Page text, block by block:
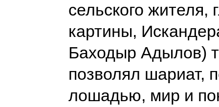
сельского жителя,
картины,
Баходыр Адылов)
позволял шариат,
лошадью, мир и